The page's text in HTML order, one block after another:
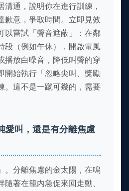
溝通，說明你在進行訓練，
歉意，爭取時間。立即見效
以嘗試「聲音遮蔽」：在鄰
段（例如午休），開啟電風
播放白噪音，降低叫聲的穿
開始執行「忽略尖叫、獎勵
。這不是一蹴可幾的，需要
愛叫，還是有分離焦慮
。分離焦慮的金太陽，在鳴
隨著在籠內急促來回走動、